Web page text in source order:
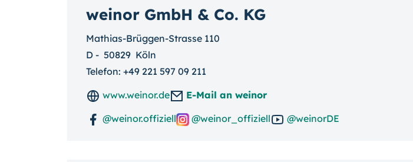
weinor GmbH & Co. KG
Mathias-Brüggen-Strasse 110
D - 50829 Köln
Telefon: +49 221 597 09 211
www.weinor.de
E-Mail an weinor
@weinor.offiziell
@weinor_offiziell @weinorDE